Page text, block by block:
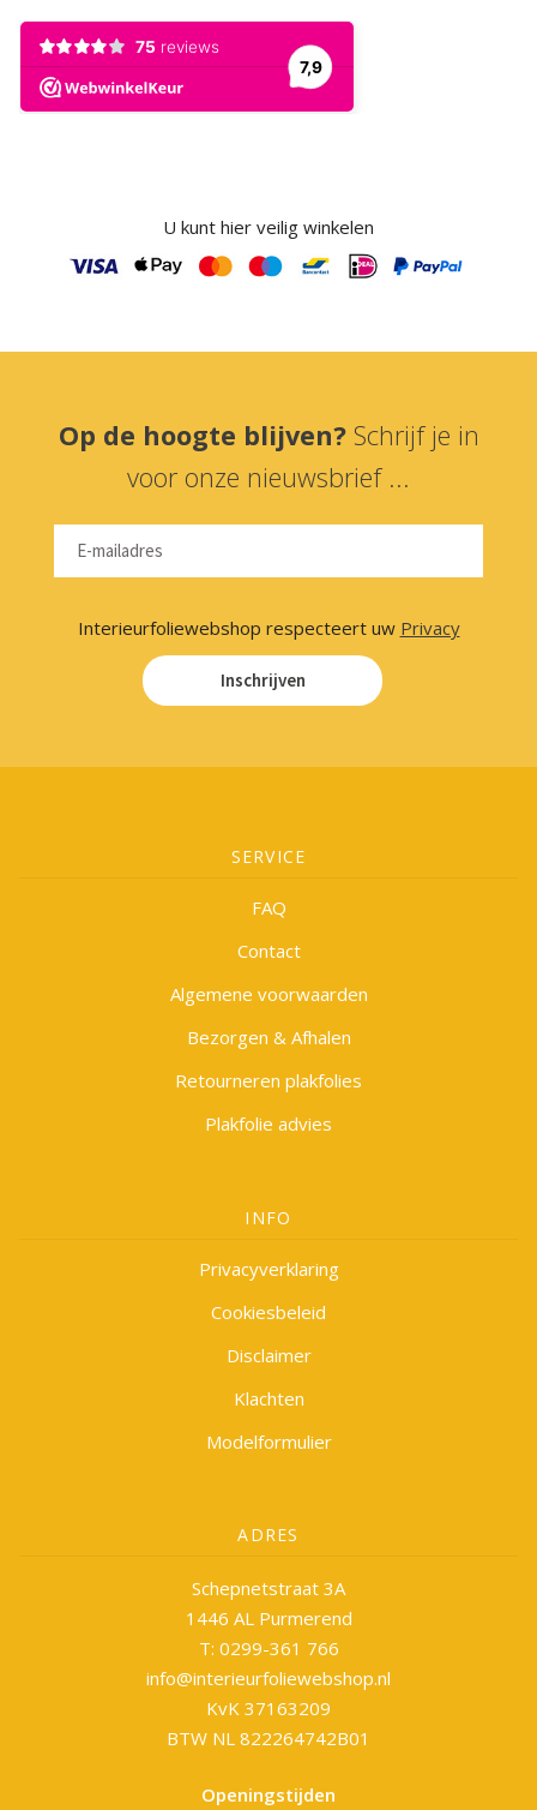
U kunt hier veilig winkelen
Op de hoogte blijven? Schrijf je in
voor onze nieuwsbrief ...
Interieurfoliewebshop respecteert uw Privacy
Inschrijven
SERVICE
FAQ
Contact
Algemene voorwaarden
Bezorgen & Afhalen
Retourneren plakfolies
Plakfolie advies
INFO
Privacyverklaring
Cookiesbeleid
Disclaimer
Klachten
Modelformulier
ADRES
Schepnetstraat 3A
1446 AL Purmerend
T: 0299-361 766
info@interieurfoliewebshop.nl
KvK 37163209
BTW NL 822264742B01
Openingstijden